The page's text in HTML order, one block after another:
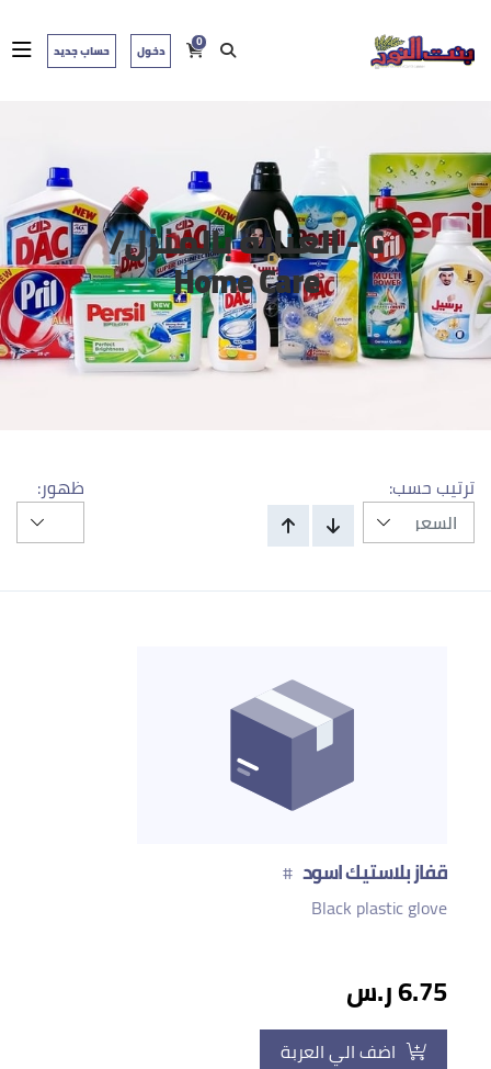
0 دخول حساب جديد
G - العناية بالمنزل/
Home Care
ترتيب حسب: ظهور:
قفاز بلاستيك اسود #
Black plastic glove
6.75 ر.س
اضف الي العربة